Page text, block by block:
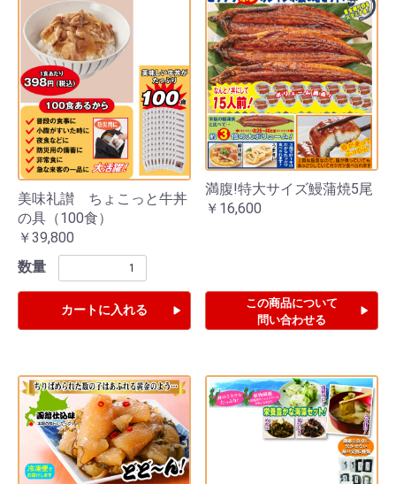
美味礼讃 ちょこっと牛丼
の具（100食）
￥39,800
数量
カートに入れる
満腹!特大サイズ鰻蒲焼5尾
￥16,600
この商品について
問い合わせる